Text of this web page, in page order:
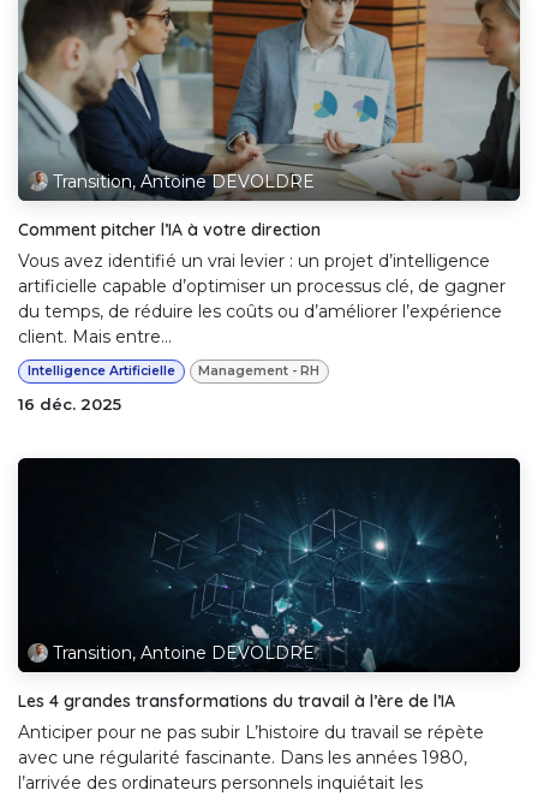
Transition, Antoine DEVOLDRE
Comment pitcher l’IA à votre direction
Vous avez identifié un vrai levier : un projet d’intelligence
artificielle capable d’optimiser un processus clé, de gagner
du temps, de réduire les coûts ou d’améliorer l’expérience
client. Mais entre...
Intelligence Artificielle Management - RH
16 déc. 2025
Transition, Antoine DEVOLDRE
Les 4 grandes transformations du travail à l’ère de l’IA
Anticiper pour ne pas subir L’histoire du travail se répète
avec une régularité fascinante. Dans les années 1980,
l’arrivée des ordinateurs personnels inquiétait les